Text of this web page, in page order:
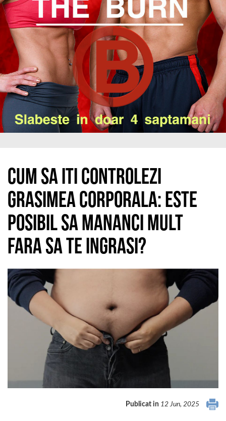
Cum sa iti controlezi
grasimea corporala: este
posibil sa mananci mult
fara sa te ingrasi?
Publicat in 12 Jun, 2025